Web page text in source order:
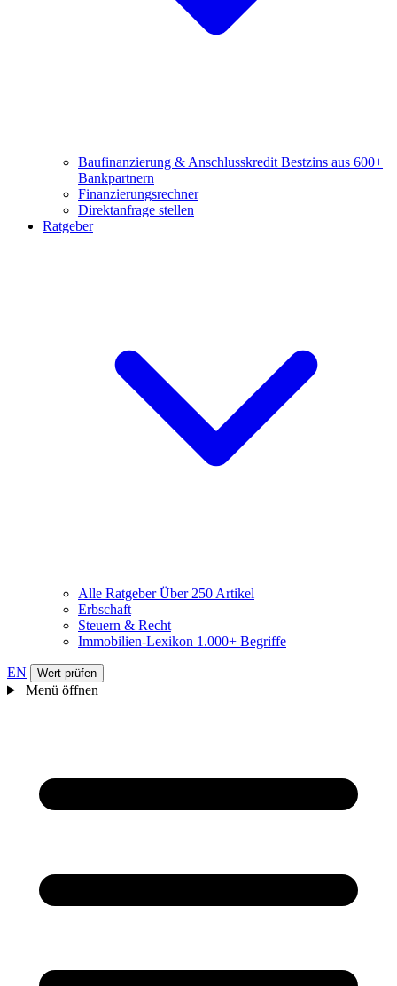
Baufinanzierung & Anschlusskredit Bestzins aus 600+
Bankpartnern
Finanzierungsrechner
Direktanfrage stellen
Ratgeber
Alle RatgeberÜber 250 Artikel
Erbschaft
Steuern & Recht
Immobilien-Lexikon 1.000+ Begriffe
EN Wert prüfen
Menü öffnen